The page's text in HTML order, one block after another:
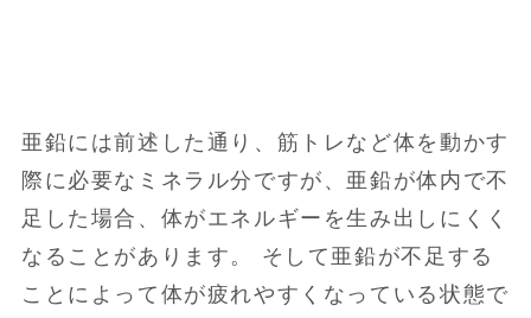
亜鉛には前述した通り、筋トレなど体を動かす
際に必要なミネラル分ですが、亜鉛が体内で不
足した場合、体がエネルギーを生み出しにくく
なることがあります。 そして亜鉛が不足する
ことによって体が疲れやすくなっている状態で